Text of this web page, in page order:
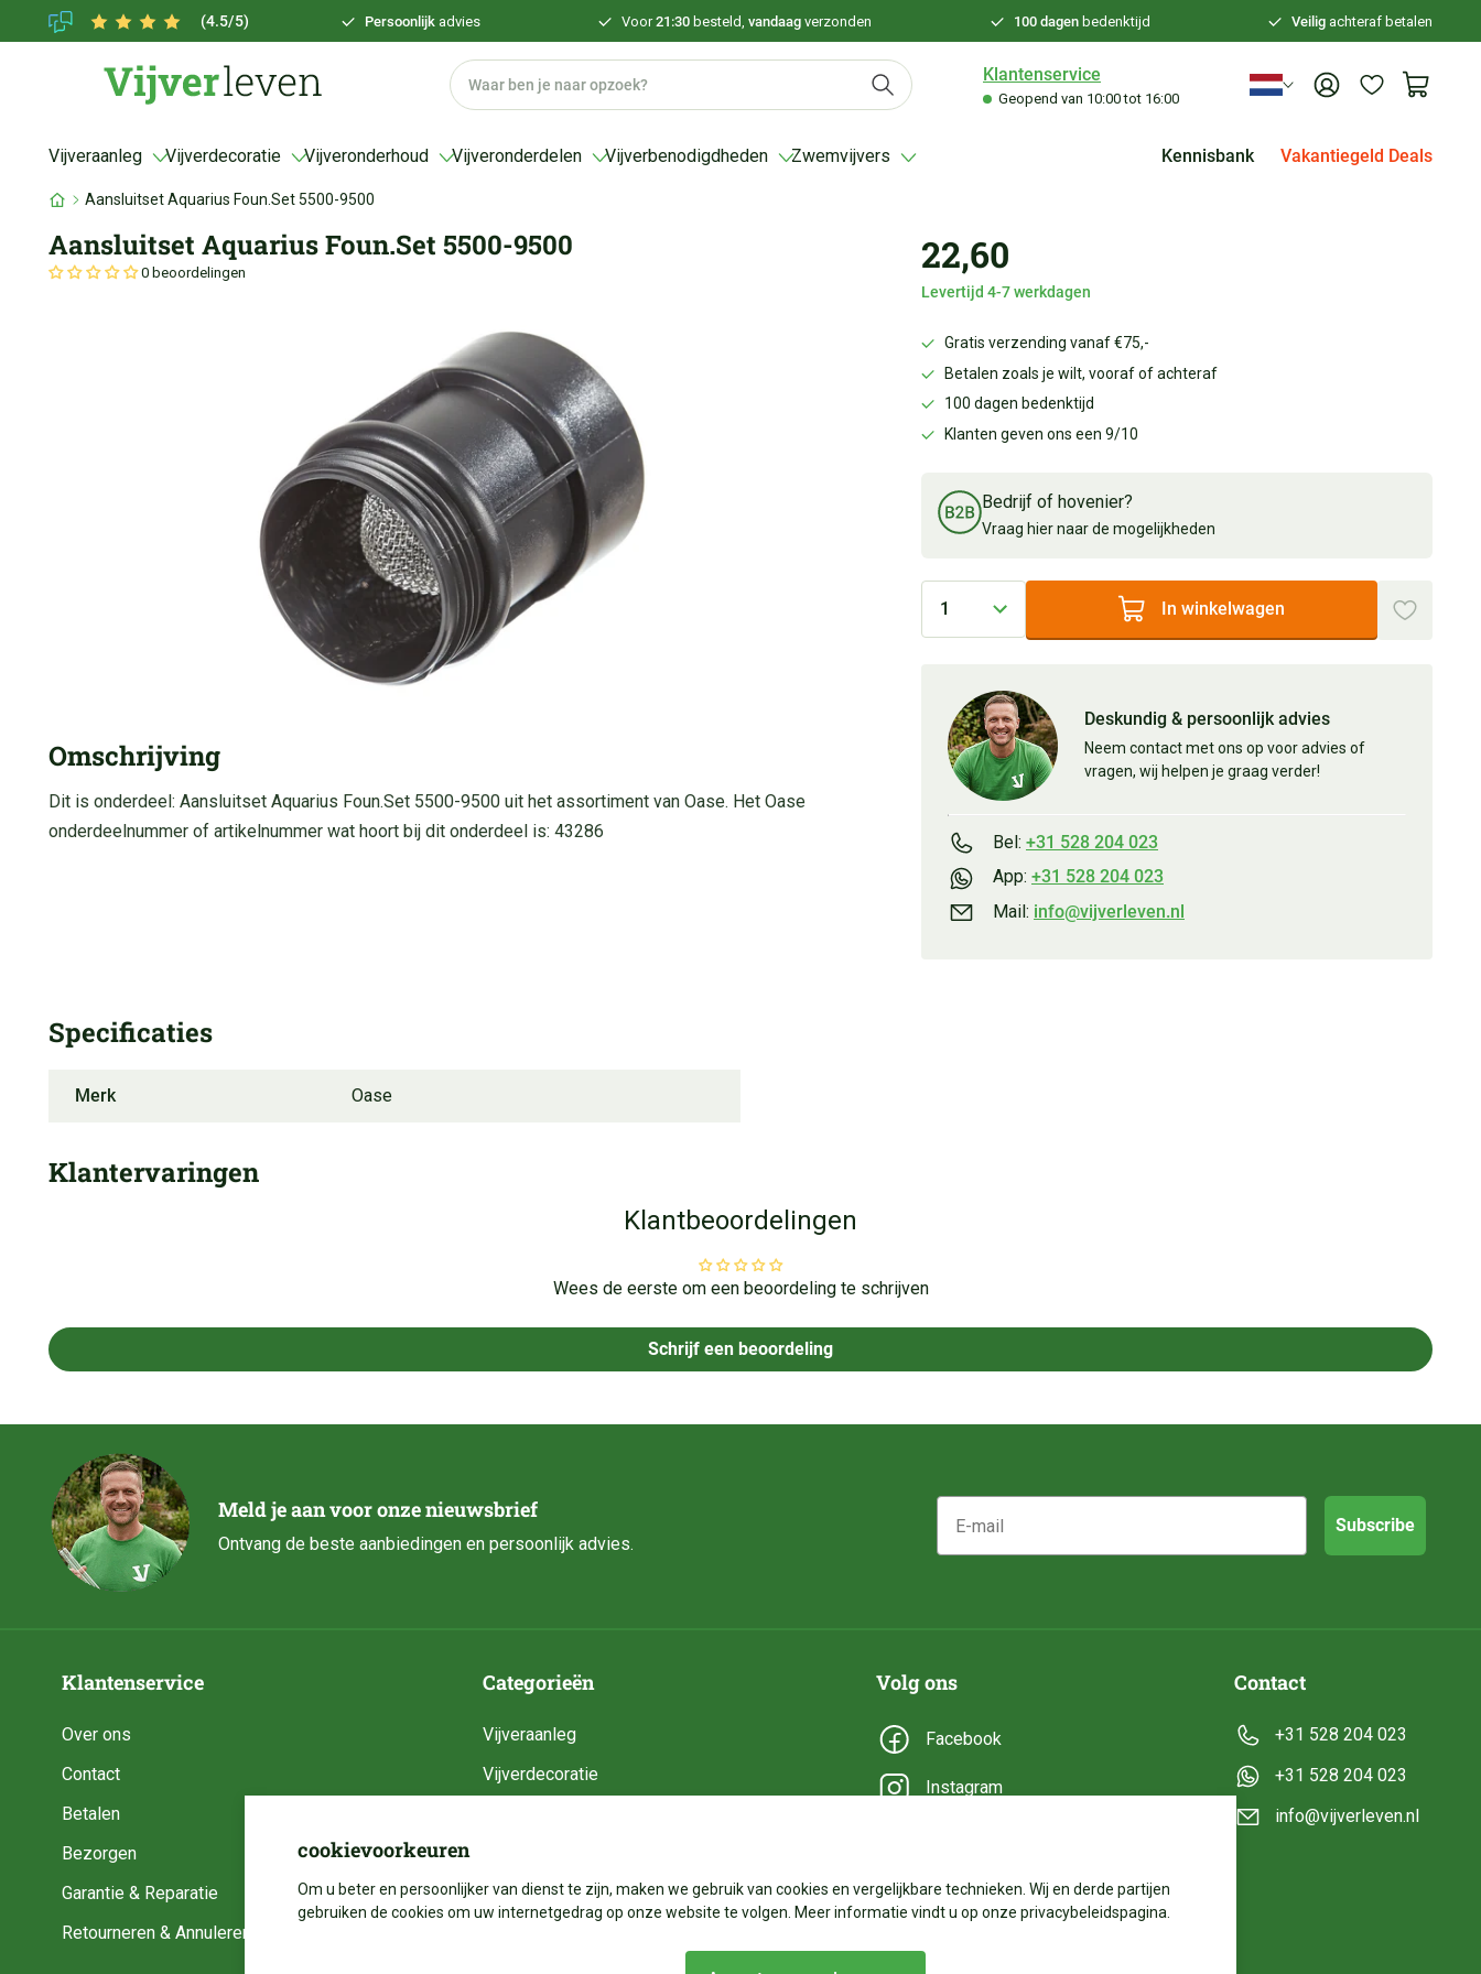
(4.5/5) Persoonlijk advies Voor21:30 besteld,vandaagverzonden 100 dagenbedenktijd Veiligachteraf betalen
Klantenservice
Geopend van 10:00 tot 16:00
Vijveraanleg Vijverdecoratie Vijveronderhoud Vijveronderdelen Vijverbenodigdheden Zwemvijvers Kennisbank Vakantiegeld Deals
Aansluitset Aquarius Foun.Set 5500-9500
Aansluitset Aquarius Foun.Set 5500-9500
0 beoordelingen 22,60
Levertijd 4-7 werkdagen
Gratis verzending vanaf €75,-
Betalen zoals je wilt, vooraf of achteraf
100 dagen bedenktijd
Klanten geven ons een 9/10
Bedrijf of hovenier?
Vraag hier naar de mogelijkheden
In winkelwagen
Deskundig & persoonlijk advies
Neem contact met ons op voor advies of
vragen, wij helpen je graag verder!
Bel: +31 528 204 023
App: +31 528 204 023
Mail: info@vijverleven.nl
Omschrijving
Dit is onderdeel: Aansluitset Aquarius Foun.Set 5500-9500 uit het assortiment van Oase. Het Oase
onderdeelnummer of artikelnummer wat hoort bij dit onderdeel is: 43286
Specificaties
Merk Oase
Klantervaringen
Klantbeoordelingen
Wees de eerste om een beoordeling te schrijven
Schrijf een beoordeling
Meld je aan voor onze nieuwsbrief
Ontvang de beste aanbiedingen en persoonlijk advies.
E-mail
Subscribe
Klantenservice
Over ons
Contact
Betalen
Bezorgen
Garantie & Reparatie
Retourneren & Annuleren
Categorieën
Vijveraanleg
Vijverdecoratie
Vijverbenodigdheden
Volg ons
Facebook
Instagram
Contact
+31 528 204 023
+31 528 204 023
info@vijverleven.nl
cookievoorkeuren
Om u beter en persoonlijker van dienst te zijn, maken we gebruik van cookies en vergelijkbare technieken. Wij en derde partijen
gebruiken de cookies om uw internetgedrag op onze website te volgen. Meer informatie vindt u op onze privacybeleidspagina.